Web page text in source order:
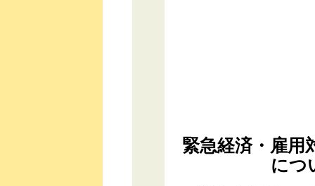
緊急経済・雇
につ